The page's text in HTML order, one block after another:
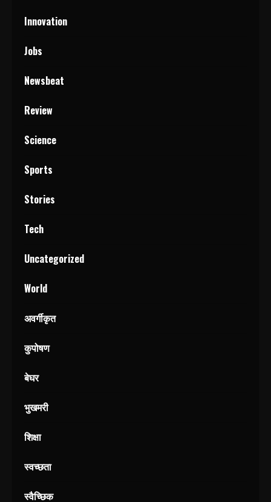
Innovation
Jobs
Newsbeat
Review
Science
Sports
Stories
Tech
Uncategorized
World
अवर्गीकृत
कुपोषण
बेघर
भुखमरी
शिक्षा
स्वच्छता
स्वैच्छिक